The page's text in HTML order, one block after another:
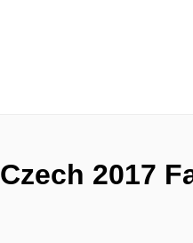
2017